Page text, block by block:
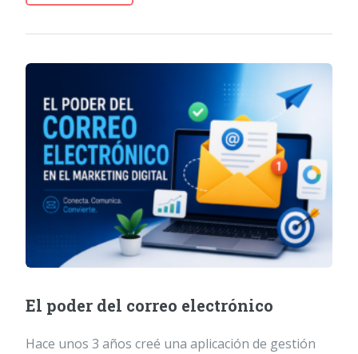
El poder del correo electrónico
Hace unos 3 años creé una aplicación de gestión